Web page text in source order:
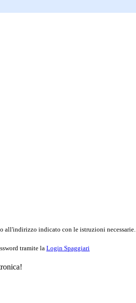
all'indirizzo indicato con le istruzioni necessarie.
tramite la Login Spaggiari